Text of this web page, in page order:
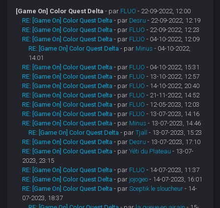
[Game On] Color Quest Delta - par FLUO - 22-09-2022, 12:00
RE: [Game On] Color Quest Delta - par Desru - 22-09-2022, 12:19
RE: [Game On] Color Quest Delta - par FLUO - 22-09-2022, 12:23
RE: [Game On] Color Quest Delta - par FLUO - 04-10-2022, 12:09
RE: [Game On] Color Quest Delta - par Minus - 04-10-2022,
14:01
RE: [Game On] Color Quest Delta - par FLUO - 04-10-2022, 15:31
RE: [Game On] Color Quest Delta - par FLUO - 13-10-2022, 12:57
RE: [Game On] Color Quest Delta - par FLUO - 14-10-2022, 20:40
RE: [Game On] Color Quest Delta - par FLUO - 21-11-2022, 14:52
RE: [Game On] Color Quest Delta - par FLUO - 12-05-2023, 12:03
RE: [Game On] Color Quest Delta - par FLUO - 13-07-2023, 14:16
RE: [Game On] Color Quest Delta - par Minus - 13-07-2023, 14:46
RE: [Game On] Color Quest Delta - parTjall
- 13-07-2023, 15:23
RE: [Game On] Color Quest Delta - par Desru - 13-07-2023, 17:10
RE: [Game On] Color Quest Delta - parYéti du Plateau - 13-07-
2023, 23:15
RE: [Game On] Color Quest Delta - par FLUO - 14-07-2023, 11:37
RE: [Game On] Color Quest Delta - par jojogeo - 14-07-2023, 16:01
RE: [Game On] Color Quest Delta - parSceptik le sloucheur - 14-
07-2023, 18:37